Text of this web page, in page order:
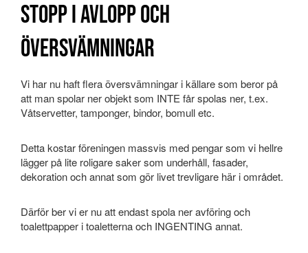
STOPP I AVLOPP OCH
ÖVERSVÄMNINGAR
Vi har nu haft flera översvämningar i källare som beror på
att man spolar ner objekt som INTE får spolas ner, t.ex.
Våtservetter, tamponger, bindor, bomull etc.
Detta kostar föreningen massvis med pengar som vi hellre
lägger på lite roligare saker som underhåll, fasader,
dekoration och annat som gör livet trevligare här i området.
Därför ber vi er nu att endast spola ner avföring och
toalettpapper i toaletterna och INGENTING annat.